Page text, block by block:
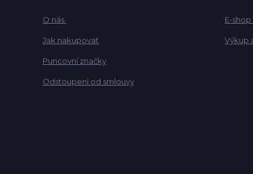
O nás
Jak nakupovat
Puncovní značky
Odstoupení od smlouvy
E-
Výkup